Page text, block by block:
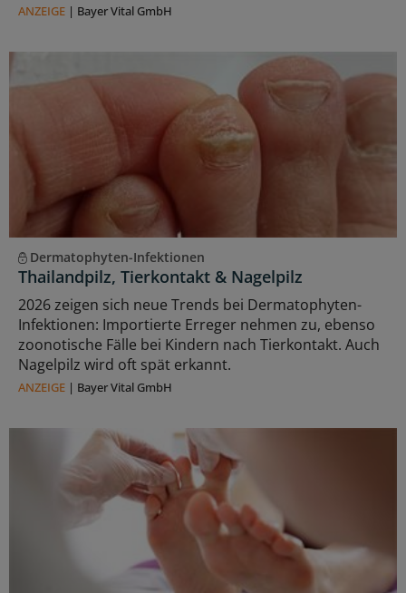
ANZEIGE | Bayer Vital GmbH
Dermatophyten-Infektionen
Thailandpilz, Tierkontakt & Nagelpilz
2026 zeigen sich neue Trends bei Dermatophyten-
Infektionen: Importierte Erreger nehmen zu, ebenso
zoonotische Fälle bei Kindern nach Tierkontakt. Auch
Nagelpilz wird oft spät erkannt.
ANZEIGE | Bayer Vital GmbH